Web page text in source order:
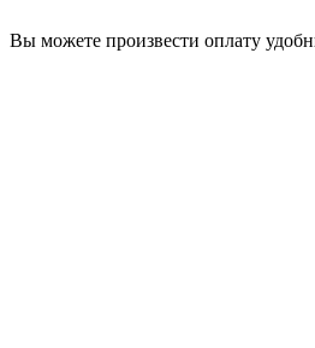
Вы можете произвести оплату